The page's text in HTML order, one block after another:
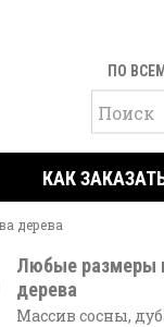
ПО
КАК
дерева
Любые размеры
дерева
Массив сосны,